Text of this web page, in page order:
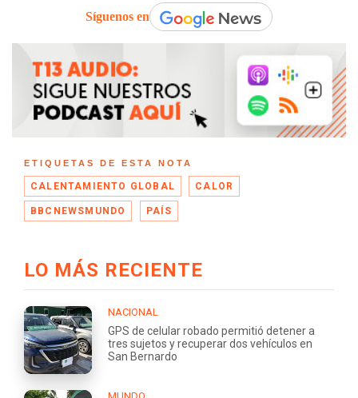
Síguenos en
ETIQUETAS DE ESTA NOTA
CALENTAMIENTO GLOBAL CALOR
BBCNEWSMUNDO PAÍS
LO MÁS RECIENTE
NACIONAL
GPS de celular robado permitió detener a
tres sujetos y recuperar dos vehículos en
San Bernardo